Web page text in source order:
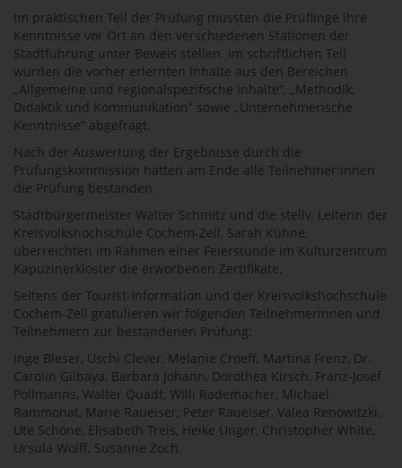
Im praktischen Teil der Prüfung mussten die Prüflinge ihre
Kenntnisse vor Ort an den verschiedenen Stationen der
Stadtführung unter Beweis stellen. Im schriftlichen Teil
wurden die vorher erlernten Inhalte aus den Bereichen
„Allgemeine und regionalspezifische Inhalte”, „Methodik,
Didaktik und Kommunikation” sowie „Unternehmerische
Kenntnisse” abgefragt.
Nach der Auswertung der Ergebnisse durch die
Prüfungskommission hatten am Ende alle Teilnehmer:innen
die Prüfung bestanden.
Stadtbürgermeister Walter Schmitz und die stellv. Leiterin der
Kreisvolkshochschule Cochem-Zell, Sarah Kühne,
überreichten im Rahmen einer Feierstunde im Kulturzentrum
Kapuzinerkloster die erworbenen Zertifikate.
Seitens der Tourist-Information und der Kreisvolkshochschule
Cochem-Zell gratulieren wir folgenden Teilnehmerinnen und
Teilnehmern zur bestandenen Prüfung:
Inge Bleser, Uschi Clever, Melanie Croeff, Martina Frenz, Dr.
Carolin Gilbaya, Barbara Johann, Dorothea Kirsch, Franz-Josef
Pollmanns, Walter Quadt, Willi Rademacher, Michael
Rammonat, Marie Raueiser, Peter Raueiser, Valea Renowitzki,
Ute Schöne, Elisabeth Treis, Heike Unger, Christopher White,
Ursula Wolff, Susanne Zoch.